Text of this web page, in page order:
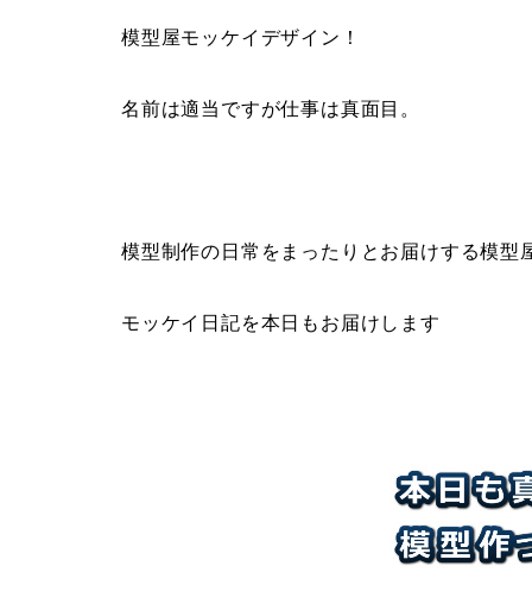
模型屋モッケイデザイン！
名前は適当ですが仕事は真面目。
模型制作の日常をまったりとお届けする模型
モッケイ日記を本日もお届けします